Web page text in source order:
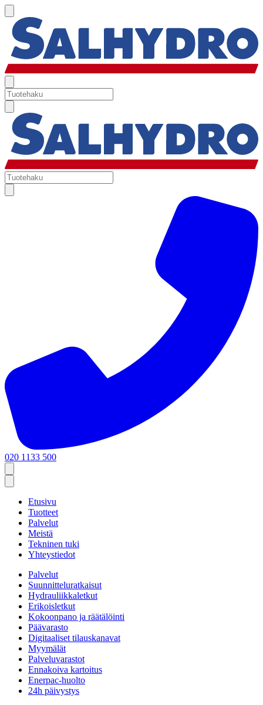
020 1133 500
Etusivu
Tuotteet
Palvelut
Meistä
Tekninen tuki
Yhteystiedot
Palvelut
Suunnitteluratkaisut
Hydrauliikkaletkut
Erikoisletkut
Kokoonpano ja räätälöinti
Päävarasto
Digitaaliset tilauskanavat
Myymälät
Palveluvarastot
Ennakoiva kartoitus
Enerpac-huolto
24h päivystys